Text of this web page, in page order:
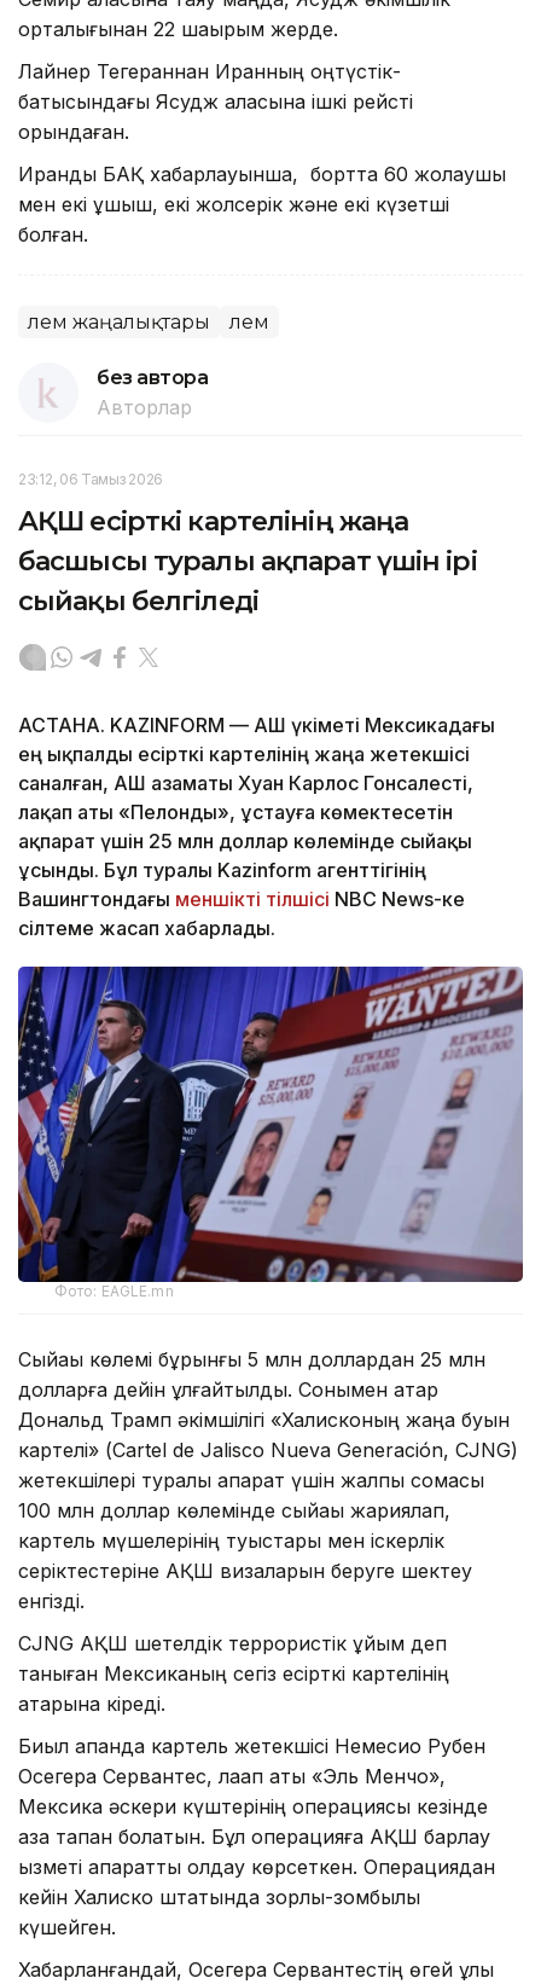
орталығынан 22 шақырым жерде.
Лайнер Тегераннан Иранның оңтүстік-
батысындағы Ясудж қаласына ішкі рейсті
орындаған.
Ирандық БАҚ хабарлауынша, бортта 60 жолаушы
мен екі ұшқыш, екі жолсерік және екі күзетші
болған.
Әлем жаңалықтары Әлем
без автора
Авторлар
23:12, 06 Тамыз 2026
АҚШ есірткі картелінің жаңа
басшысы туралы ақпарат үшін ірі
сыйақы белгіледі
АСТАНА. KAZINFORM — АҚШ үкіметі Мексикадағы
ең ықпалды есірткі картелінің жаңа жетекшісі
саналған, АҚШ азаматы Хуан Карлос Гонсалесті,
лақап аты «Пелонды», ұстауға көмектесетін
ақпарат үшін 25 млн доллар көлемінде сыйақы
ұсынды. Бұл туралы Kazinform агенттігінің
Вашингтондағы меншікті тілшісі NBC News-ке
сілтеме жасап хабарлады.
Фото: EAGLE.mn
Сыйақы көлемі бұрынғы 5 млн доллардан 25 млн
долларға дейін ұлғайтылды. Сонымен қатар
Дональд Трамп әкімшілігі «Халисконың жаңа буын
картелі» (Cartel de Jalisco Nueva Generación, CJNG)
жетекшілері туралы ақпарат үшін жалпы сомасы
100 млн доллар көлемінде сыйақы жариялап,
картель мүшелерінің туыстары мен іскерлік
серіктестеріне АҚШ визаларын беруге шектеу
енгізді.
CJNG АҚШ шетелдік террористік ұйым деп
таныған Мексиканың сегіз есірткі картелінің
қатарына кіреді.
Биыл ақпанда картель жетекшісі Немесио Рубен
Осегера Сервантес, лақап аты «Эль Менчо»,
Мексика әскери күштерінің операциясы кезінде
қаза тапқан болатын. Бұл операцияға АҚШ барлау
қызметі ақпараттық қолдау көрсеткен. Операциядан
кейін Халиско штатында зорлық-зомбылық
күшейген.
Хабарланғандай, Осегера Сервантестің өгей ұлы